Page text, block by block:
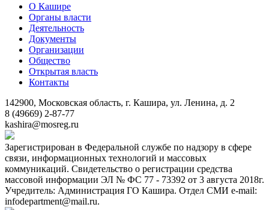
О Кашире
Органы власти
Деятельность
Документы
Организации
Общество
Открытая власть
Контакты
142900, Московская область, г. Кашира, ул. Ленина, д. 2
8 (49669) 2-87-77
kashira@mosreg.ru
Зарегистрирован в Федеральной службе по надзору в сфере
связи, информационных технологий и массовых
коммуникаций. Свидетельство о регистрации средства
массовой информации ЭЛ № ФС 77 - 73392 от 3 августа 2018г.
Учредитель: Администрация ГО Кашира. Отдел СМИ e-mail:
infodepartment@mail.ru.